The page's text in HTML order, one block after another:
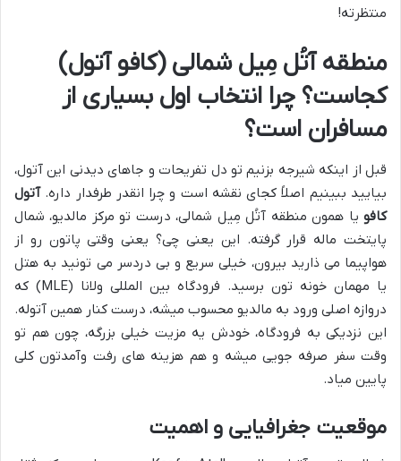
منتظرته!
منطقه آتُل مِیل شمالی (کافو آتول)
کجاست؟ چرا انتخاب اول بسیاری از
مسافران است؟
قبل از اینکه شیرجه بزنیم تو دل تفریحات و جاهای دیدنی این آتول،
بیایید ببینیم اصلاً کجای نقشه است و چرا انقدر طرفدار داره.آتول
کافو یا همون منطقه آتُل مِیل شمالی، درست تو مرکز مالدیو، شمال
پایتخت ماله قرار گرفته. این یعنی چی؟ یعنی وقتی پاتون رو از
هواپیما می ذارید بیرون، خیلی سریع و بی دردسر می تونید به هتل
یا مهمان خونه تون برسید. فرودگاه بین المللی ولانا (MLE) که
دروازه اصلی ورود به مالدیو محسوب میشه، درست کنار همین آتوله.
این نزدیکی به فرودگاه، خودش یه مزیت خیلی بزرگه، چون هم تو
وقت سفر صرفه جویی میشه و هم هزینه های رفت وآمدتون کلی
پایین میاد.
موقعیت جغرافیایی و اهمیت